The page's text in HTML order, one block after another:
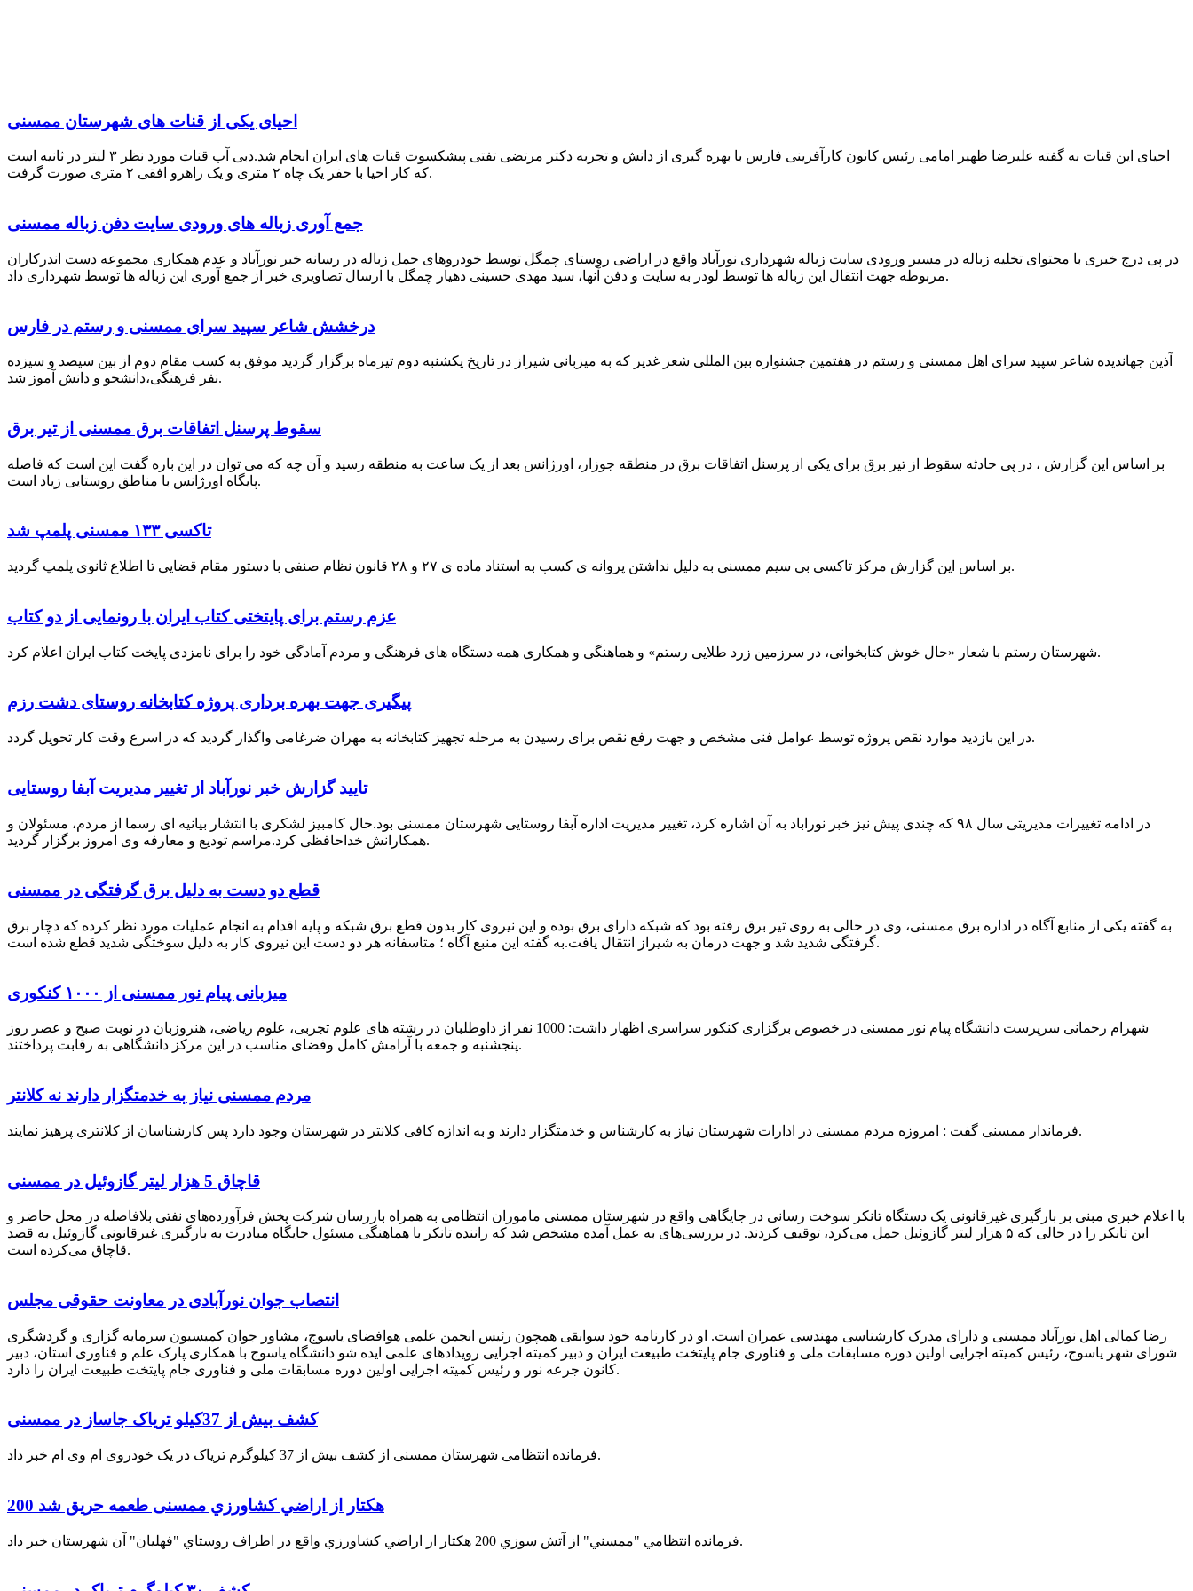
احیای یکی از قنات های شهرستان ممسنی
احیای این قنات به گفته علیرضا ظهیر امامی رئیس کانون کارآفرینی فارس با بهره گیری از دانش و تجربه دکتر مرتضی تفتی پیشکسوت قنات های ایران انجام شد.دبی آب قنات مورد نظر ۳ لیتر در ثانیه است
که کار احیا با حفر یک چاه ۲ متری و یک راهرو افقی ۲ متری صورت گرفت.
جمع آوری زباله های ورودی سایت دفن زباله ممسنی
در پی درج خبری با محتوای تخلیه زباله در مسیر ورودی سایت زباله شهرداری نورآباد واقع در اراضی روستای چمگل توسط خودروهای حمل زباله در رسانه خبر نورآباد و عدم همکاری مجموعه دست اندرکاران
مربوطه جهت انتقال این زباله ها توسط لودر به سایت و دفن آنها، سید مهدی حسینی دهیار چمگل با ارسال تصاویری خبر از جمع آوری این زباله ها توسط شهرداری داد.
درخشش شاعر سپید سرای ممسنی و رستم در فارس
آذین جهاندیده شاعر سپید سرای اهل ممسنی و رستم در هفتمین جشنواره بین المللی شعر غدیر که به میزبانی شیراز در تاریخ یکشنبه دوم تیرماه برگزار گردید موفق به کسب مقام دوم از بین سیصد و سیزده
نفر فرهنگی،دانشجو و دانش آموز شد.
سقوط پرسنل اتفاقات برق ممسنی از تیر برق
بر اساس این گزارش ، در پی حادثه سقوط از تیر برق برای یکی از پرسنل اتفاقات برق در منطقه جوزار، اورژانس بعد از یک ساعت به منطقه رسید و آن چه که می توان در این باره گفت این است که فاصله
پایگاه اورژانس با مناطق روستایی زیاد است.
تاکسی ۱۳۳ ممسنی پلمپ شد
بر اساس این گزارش مرکز تاکسی بی سیم ممسنی به دلیل نداشتن پروانه ی کسب به استناد ماده ی ۲۷ و ۲۸ قانون نظام صنفی با دستور مقام قضایی تا اطلاع ثانوی پلمپ گردید.
عزم رستم برای پایتختی کتاب ایران با رونمایی از دو کتاب
شهرستان رستم با شعار «حال خوش کتابخوانی، در سرزمین زرد طلایی رستم» و هماهنگی و همکاری همه دستگاه های فرهنگی و مردم آمادگی خود را برای نامزدی پایخت کتاب ایران اعلام کرد.
پیگیری جهت بهره برداری پروژه کتابخانه روستای دشت رزم
در این بازدید موارد نقص پروژه توسط عوامل فنی مشخص و جهت رفع نقص برای رسیدن به مرحله تجهیز کتابخانه به مهران ضرغامی واگذار گردید که در اسرع وقت کار تحویل گردد.
تایید گزارش خبر نورآباد از تغییر مدیریت آبفا روستایی
در ادامه تغییرات مدیریتی سال ۹۸ که چندی پیش نیز خبر نوراباد به آن اشاره کرد، تغییر مدیریت اداره آبفا روستایی شهرستان ممسنی بود.حال کامبیز لشکری با انتشار بیانیه ای رسما از مردم، مسئولان و
همکارانش خداحافظی کرد.مراسم تودیع و معارفه وی امروز برگزار گردید.
قطع دو دست به دلیل برق گرفتگی در ممسنی
به گفته یکی از منابع آگاه در اداره برق ممسنی، وی در حالی به روی تیر برق رفته بود که شبکه دارای برق بوده و این نیروی کار بدون قطع برق شبکه و پایه اقدام به انجام عملیات مورد نظر کرده که دچار برق
گرفتگی شدید شد و جهت درمان به شیراز انتقال یافت.به گفته این منبع آگاه ؛ متاسفانه هر دو دست این نیروی کار به دلیل سوختگی شدید قطع شده است.
میزبانی پیام نور ممسنی از ۱۰۰۰ کنکوری
شهرام رحمانی سرپرست دانشگاه پیام نور ممسنی در خصوص برگزاری کنکور سراسری اظهار داشت: 1000 نفر از داوطلبان در رشته های علوم تجربی، علوم ریاضی، هنروزبان در نوبت صبح و عصر روز
پنجشنبه و جمعه با آرامش کامل وفضای مناسب در این مرکز دانشگاهی به رقابت پرداختند.
مردم ممسنی نیاز به خدمتگزار دارند نه کلانتر
فرماندار ممسنی گفت : امروزه مردم ممسنی در ادارات شهرستان نیاز به کارشناس و خدمتگزار دارند و به اندازه کافی کلانتر در شهرستان وجود دارد پس کارشناسان از کلانتری پرهیز نمایند.
قاچاق 5 هزار لیتر گازوئیل در ممسنی
با اعلام خبری مبنی بر بارگیری غیرقانونی یک دستگاه تانکر سوخت رسانی در جایگاهی واقع در شهرستان ممسنی ماموران انتظامی به همراه بازرسان شرکت پخش فرآورده‌های نفتی بلافاصله در محل حاضر و
این تانکر را در حالی که ۵ هزار لیتر گازوئیل حمل می‌کرد، توقیف کردند. در بررسی‌های به عمل آمده مشخص شد که راننده تانکر با هماهنگی مسئول جایگاه مبادرت به بارگیری غیرقانونی گازوئیل به قصد
قاچاق می‌کرده است.
انتصاب جوان نورآبادی در معاونت حقوقی مجلس
رضا کمالی اهل نورآباد ممسنی و دارای مدرک کارشناسی مهندسی عمران است. او در کارنامه خود سوابقی همچون رئیس انجمن علمی هوافضای یاسوج، مشاور جوان کمیسیون سرمایه گزاری و گردشگری
شورای شهر یاسوج، رئیس کمیته اجرایی اولین دوره مسابقات ملی و فناوری جام پایتخت طبیعت ایران و دبیر کمیته اجرایی رویدادهای علمی ایده شو دانشگاه یاسوج با همکاری پارک علم و فناوری استان، دبیر
کانون جرعه نور و رئیس کمیته اجرایی اولین دوره مسابقات ملی و فناوری جام پایتخت طبیعت ایران را دارد.
کشف بیش از 37کیلو تریاک جاساز در ممسنی
فرمانده انتظامی شهرستان ممسنی از کشف بیش از 37 کیلوگرم تریاک در یک خودروی ام وی ام خبر داد.
200 هكتار از اراضي كشاورزي ممسنی طعمه حریق شد
فرمانده انتظامي "ممسني" از آتش سوزي 200 هكتار از اراضي كشاورزي واقع در اطراف روستاي "فهلیان" آن شهرستان خبر داد.